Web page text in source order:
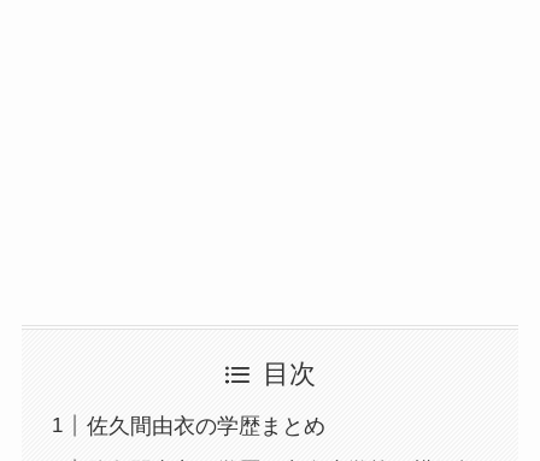
目次
佐久間由衣の学歴まとめ